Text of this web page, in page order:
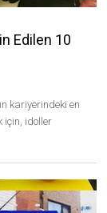
Edilen 10
kariyerindeki en
için, idoller